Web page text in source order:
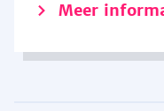
Meer